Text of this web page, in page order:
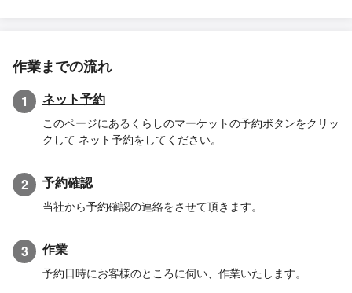
作業までの流れ
1 ネット予約
このページにあるくらしのマーケットの予約ボタンをクリッ
クして ネット予約をしてください。
2 予約確認
当社から予約確認の連絡をさせて頂きます。
3 作業
予約日時にお客様のところに伺い、作業いたします。